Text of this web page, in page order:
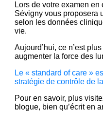
Lors de votre examen
Sévigny vous proposera
selon les données
vie.
Aujourd’hui, ce n’est
augmenter la force des
Le « standard of care »
stratégie de contrôle de
Pour en savoir, plus
blogue, bien qu’écrit en